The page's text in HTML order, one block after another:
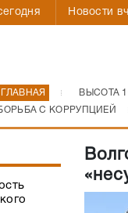
Новости
ГЛАВНАЯ ВЫСОТА
С КОРРУПЦИЕЙ